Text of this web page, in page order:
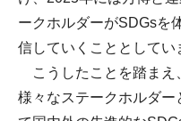
ークホルダーがSDGsを
信していくこととしてい
こうしたことを踏まえ
様々なステークホルダ